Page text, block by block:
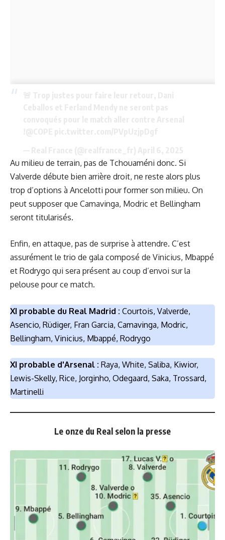
Au milieu de terrain, pas de Tchouaméni donc. Si
Valverde débute bien arrière droit, ne reste alors plus
trop d’options à Ancelotti pour former son milieu. On
peut supposer que Camavinga, Modric et Bellingham
seront titularisés.
Enfin, en attaque, pas de surprise à attendre. C’est
assurément le trio de gala composé de Vinicius, Mbappé
et Rodrygo qui sera présent au coup d’envoi sur la
pelouse pour ce match.
XI probable du Real Madrid : Courtois, Valverde,
Asencio, Rüdiger, Fran Garcia, Camavinga, Modric,
Bellingham, Vinicius, Mbappé, Rodrygo
XI probable d'Arsenal : Raya, White, Saliba, Kiwior,
Lewis-Skelly, Rice, Jorginho, Odegaard, Saka, Trossard,
Martinelli
Le onze du Real selon la presse